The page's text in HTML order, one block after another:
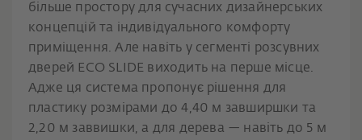
більше простору для сучасних дизайнерських
концепцій та індивідуального комфорту
приміщення. Але навіть у сегменті розсувних
дверей ECO SLIDE виходить на перше місце.
Адже ця система пропонує рішення для
пластику розмірами до 4,40 м завширшки та
2,20 м заввишки, а для дерева — навіть до 5 м